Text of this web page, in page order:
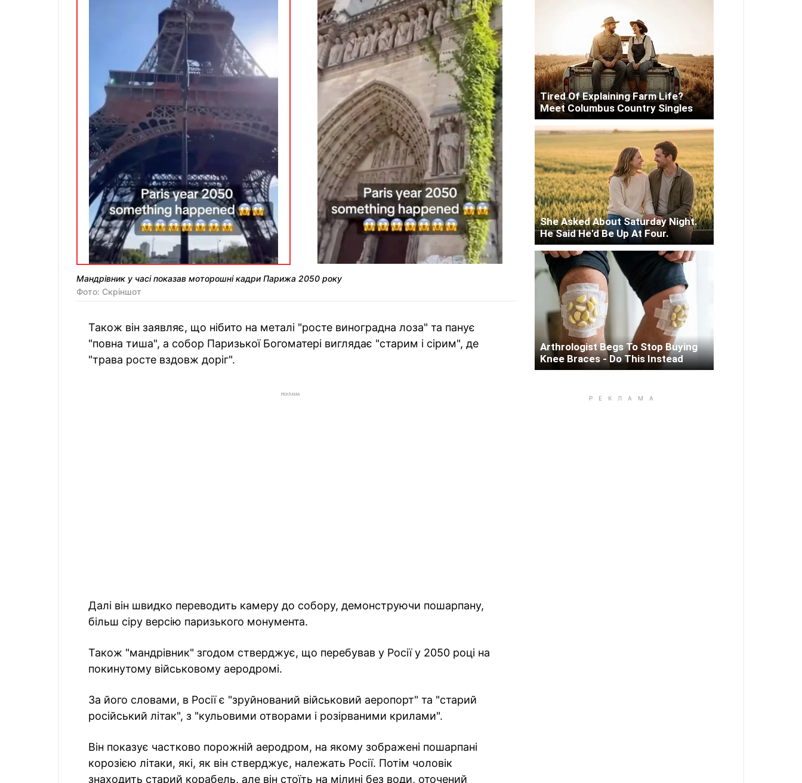
Мандрівник у часі показав моторошні кадри Парижа 2050 року
Фото: Скріншот
Також він заявляє, що нібито на металі "росте виноградна лоза" та панує
"повна тиша", а собор Паризької Богоматері виглядає "старим і сірим", де
"трава росте вздовж доріг".
РЕКЛАМА
Далі він швидко переводить камеру до собору, демонструючи пошарпану,
більш сіру версію паризького монумента.
Також "мандрівник" згодом стверджує, що перебував у Росії у 2050 році на
покинутому військовому аеродромі.
За його словами, в Росії є "зруйнований військовий аеропорт" та "старий
російський літак", з "кульовими отворами і розірваними крилами".
Він показує частково порожній аеродром, на якому зображені пошарпані
корозією літаки, які, як він стверджує, належать Росії. Потім чоловік
знаходить старий корабель, але він стоїть на мілині без води, оточений
Tired Of Explaining Farm Life?
Meet Columbus Country Singles
She Asked About Saturday Night.
He Said He'd Be Up At Four.
Arthrologist Begs To Stop Buying
Knee Braces - Do This Instead